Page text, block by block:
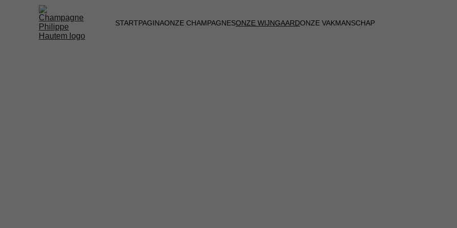
STARTPAGINAONZE CHAMPAGNESONZE WIJNGAARDONZE VAKMANSCHAP